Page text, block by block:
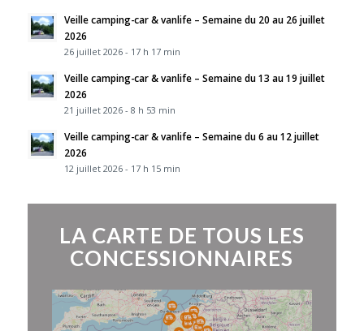
Veille camping-car & vanlife – Semaine du 20 au 26 juillet
2026
26 juillet 2026 - 17 h 17 min
Veille camping-car & vanlife – Semaine du 13 au 19 juillet
2026
21 juillet 2026 - 8 h 53 min
Veille camping-car & vanlife – Semaine du 6 au 12 juillet
2026
12 juillet 2026 - 17 h 15 min
LA CARTE DE TOUS LES
CONCESSIONNAIRES